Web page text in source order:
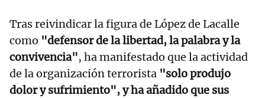
Tras reivindicar la figura de López de Lacalle
como "defensor de la libertad, la palabra y la
convivencia", ha manifestado que la actividad
de la organización terrorista "solo produjo
dolor y sufrimiento", y ha añadido que sus